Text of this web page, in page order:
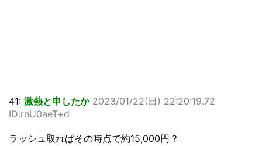
41: 激熱と申したか 2023/01/22(日) 22:20:19.72
ID:rnU0aeT+d
ラッシュ取ればその時点で約15,000円？